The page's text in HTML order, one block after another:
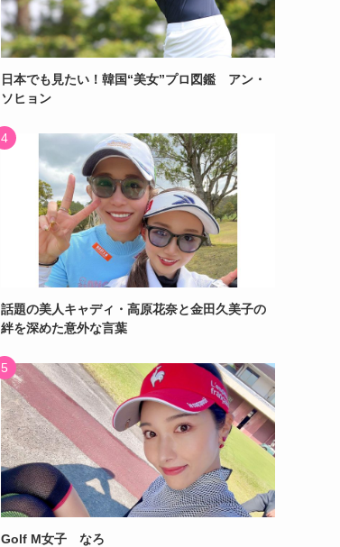
日本でも見たい！韓国“美女”プロ図鑑 アン・
ソヒョン
話題の美人キャディ・高原花奈と金田久美子の
絆を深めた意外な言葉
Golf M女子 なろ